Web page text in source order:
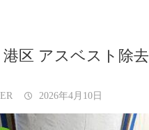
港区 アスベスト除去
2026年4月10日